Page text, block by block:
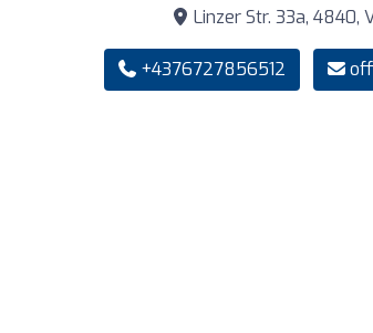
Linzer Str. 33a, 4840,
+4376727856512